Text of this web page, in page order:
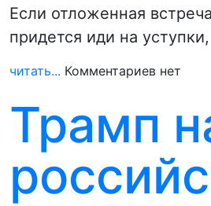
Если отложенная
придется иди на
читать... Комментариев нет
Трамп